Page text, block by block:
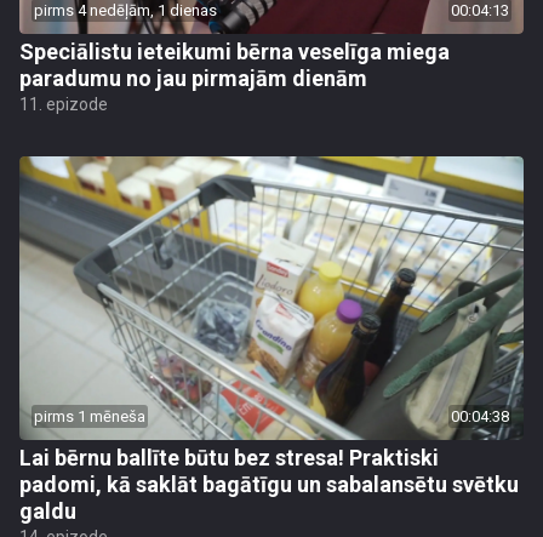
pirms 4 nedēļām, 1 dienas 00:04:13
Speciālistu ieteikumi bērna veselīga miega
paradumu no jau pirmajām dienām
11. epizode
pirms 1 mēneša 00:04:38
Lai bērnu ballīte būtu bez stresa! Praktiski
padomi, kā saklāt bagātīgu un sabalansētu svētku
galdu